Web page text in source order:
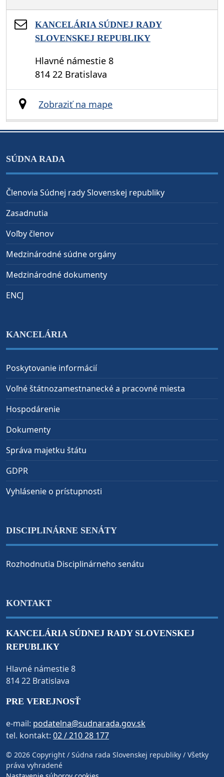
KANCELÁRIA SÚDNEJ RADY
SLOVENSKEJ REPUBLIKY
Hlavné námestie 8
814 22 Bratislava
Zobraziť na mape
SÚDNA RADA
Členovia Súdnej rady Slovenskej republiky
Zasadnutia
Voľby členov
Medzinárodné súdne orgány
Medzinárodné dokumenty
ENCJ
KANCELÁRIA
Poskytovanie informácií
Voľné štátnozamestnanecké a pracovné miesta
Hospodárenie
Dokumenty
Správa majetku štátu
GDPR
Vyhlásenie o prístupnosti
DISCIPLINÁRNE SENÁTY
Rozhodnutia Disciplinárneho senátu
KONTAKT
KANCELÁRIA SÚDNEJ RADY SLOVENSKEJ
REPUBLIKY
Hlavné námestie 8
814 22 Bratislava
PRE VEREJNOSŤ
e-mail: podatelna@sudnarada.gov.sk
tel. kontakt: 02 / 210 28 177
© 2026 Copyright / Súdna rada Slovenskej republiky / Všetky
práva vyhradené